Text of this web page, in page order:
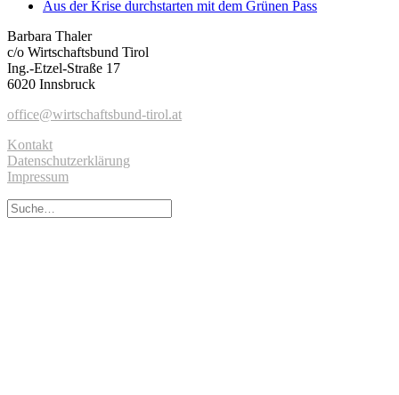
Aus der Krise durchstarten mit dem Grünen Pass
Barbara Thaler
c/o Wirtschaftsbund Tirol
Ing.-Etzel-Straße 17
6020 Innsbruck
office@wirtschaftsbund-tirol.at
Kontakt
Datenschutzerklärung
Impressum